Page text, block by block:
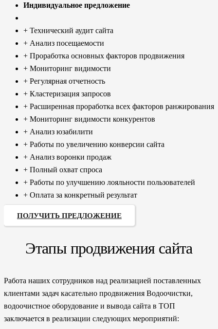
Индивидуальное предложение
+ Технический аудит сайта
+ Анализ посещаемости
+ Проработка основных факторов продвижения
+ Мониторинг видимости
+ Регулярная отчетность
+ Кластеризация запросов
+ Расширенная проработка всех факторов ранжирования
+ Мониторинг видимости конкурентов
+ Анализ юзабилити
+ Работы по увеличению конверсии сайта
+ Анализ воронки продаж
+ Полный охват спроса
+ Работы по улучшению лояльности пользователей
+ Оплата за конкретный результат
ПОЛУЧИТЬ ПРЕДЛОЖЕНИЕ
Этапы продвижения сайта
Работа наших сотрудников над реализацией поставленных
клиентами задач касательно продвижения Водоочистки,
водоочистное оборудование и вывода сайта в ТОП
заключается в реализации следующих мероприятий: